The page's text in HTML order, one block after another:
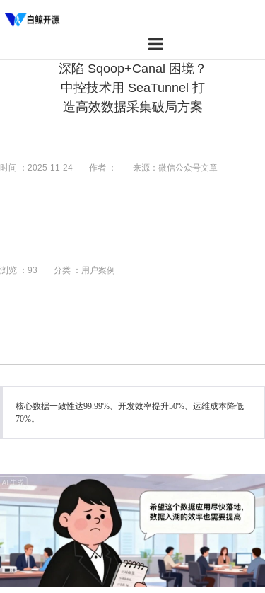
首页
产品
深陷 Sqoop+Canal 困境？
中控技术用 SeaTunnel 打
造高效数据采集破局方案
时间 ：2025-11-24 作者 ： 来源：微信公众号文章
浏览 ： 93 分类 ：用户案例
核心数据一致性达99.99%、开发效率提升50%、运维成本降低
70%。